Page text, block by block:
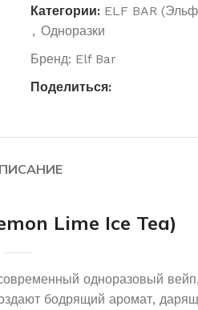
Категории: ELF BAR
, Одноразки
Бренд: Elf Bar
Поделиться:
Lime Ice Tea)
одноразовый
бодрящий аромат,